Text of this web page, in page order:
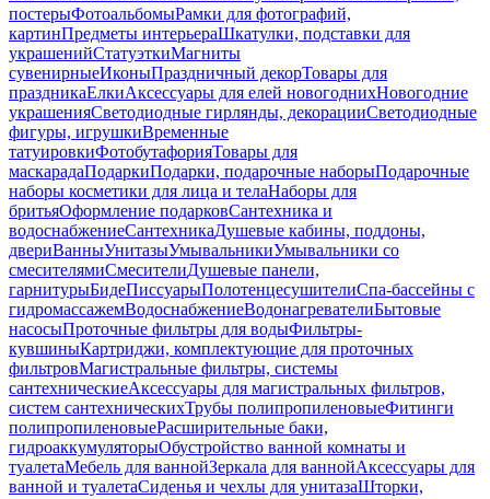
постерыФотоальбомыРамки для фотографий,
картинПредметы интерьераШкатулки, подставки для
украшенийСтатуэткиМагниты
сувенирныеИконыПраздничный декорТовары для
праздникаЕлкиАксессуары для елей новогоднихНовогодние
украшенияСветодиодные гирлянды, декорацииСветодиодные
фигуры, игрушкиВременные
татуировкиФотобутафорияТовары для
маскарадаПодаркиПодарки, подарочные наборыПодарочные
наборы косметики для лица и телаНаборы для
бритьяОформление подарковСантехника и
водоснабжениеСантехникаДушевые кабины, поддоны,
двериВанныУнитазыУмывальникиУмывальники со
смесителямиСмесителиДушевые панели,
гарнитурыБидеПиссуарыПолотенцесушителиСпа-бассейны с
гидромассажемВодоснабжениеВодонагревателиБытовые
насосыПроточные фильтры для водыФильтры-
кувшиныКартриджи, комплектующие для проточных
фильтровМагистральные фильтры, системы
сантехническиеАксессуары для магистральных фильтров,
систем сантехническихТрубы полипропиленовыеФитинги
полипропиленовыеРасширительные баки,
гидроаккумуляторыОбустройство ванной комнаты и
туалетаМебель для ваннойЗеркала для ваннойАксессуары для
ванной и туалетаСиденья и чехлы для унитазаШторки,